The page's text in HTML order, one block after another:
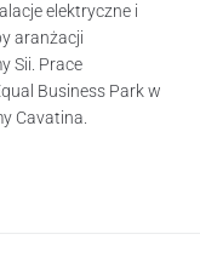
elektryczne i
aranżacji
Sii. Prace
Business Park w
Cavatina.